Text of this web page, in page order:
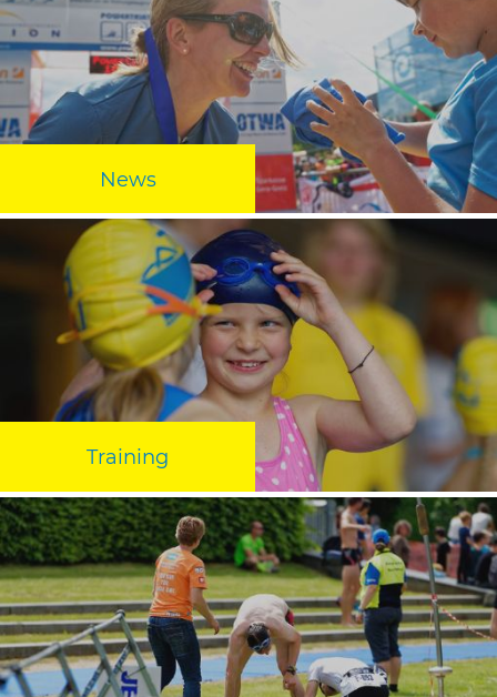
News
Training